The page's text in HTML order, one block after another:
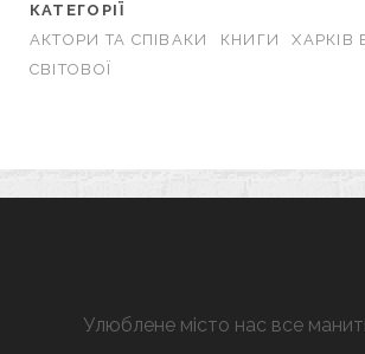
КАТЕГОРІЇ
АКТОРИ ТА СПІВАКИ
КНИГИ
ХАРКІВ
СВІТОВОЇ
Улюблене місто нас все